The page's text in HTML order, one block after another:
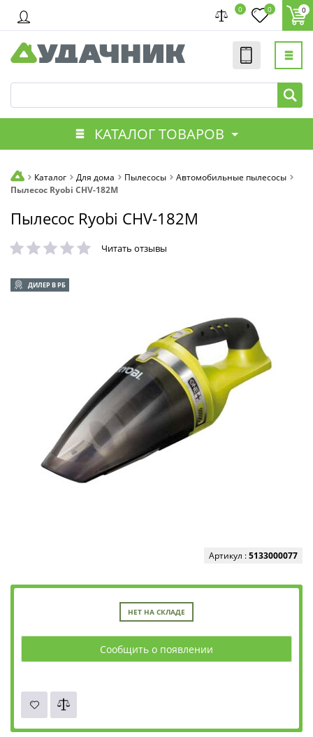
0 0 0
КАТАЛОГ ТОВАРОВ
Каталог Для дома Пылесосы
Автомобильные пылесосы
Пылесос Ryobi CHV-182M
Пылесос Ryobi CHV-182M
Читать отзывы
ДИЛЕР В РБ
Артикул :5133000077
НЕТ НА СКЛАДЕ
Сообщить о появлении